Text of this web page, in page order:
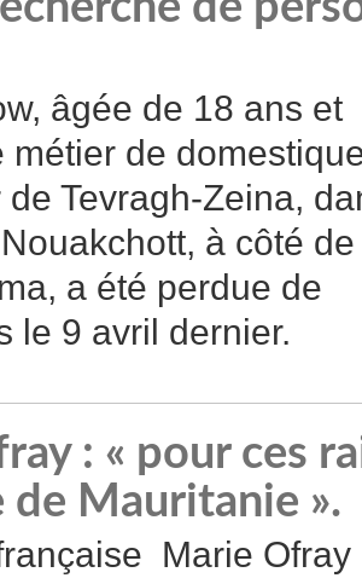
âgée de 18 ans et
métier de
Tevragh-Zeina,
à côté de
a été perdue de
le 9 avril dernier.
: « pour ces
de Mauritanie ».
française Marie